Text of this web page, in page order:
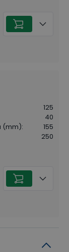
125
40
(mm):
155
250